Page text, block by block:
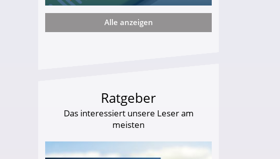
Alle anzeigen
Ratgeber
Das interessiert unsere Leser am
meisten